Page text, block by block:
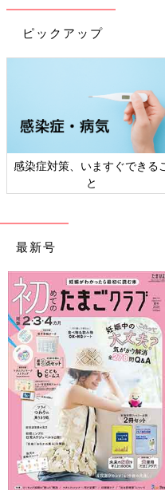
ピックアップ
感染症対策、いますぐできる
と
最新号